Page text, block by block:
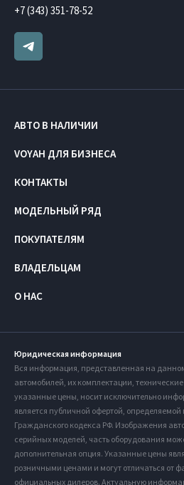
+7 (343) 351-78-52
АВТО В НАЛИЧИИ
VOYAH ДЛЯ БИЗНЕСА
КОНТАКТЫ
МОДЕЛЬНЫЙ РЯД
ПОКУПАТЕЛЯМ
ВЛАДЕЛЬЦАМ
О НАС
Юридическая информация
Вся информация, представленная на
автомобилей, их комплектации,
указанные цены, носит исключительно
является публичной офертой,
Гражданского кодекса РФ. Изображения
серийных моделей, часть оборудования
дополнительная опция. Указанные цены
розничными ценами и могут отличаться от
официальных дилеров. Актуальную